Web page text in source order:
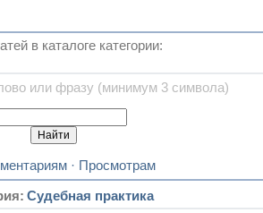
в каталоге категории:
или фразу (минимум 3 символа)
· Просмотрам
Судебная практика